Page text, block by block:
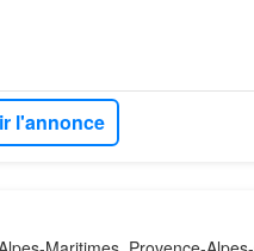
l'annonce